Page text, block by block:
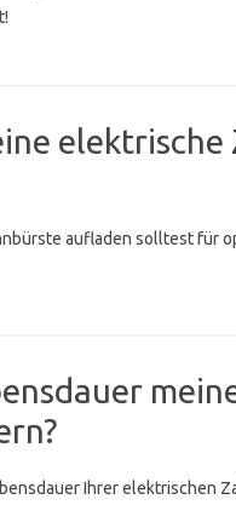
elektrische
aufladen solltest für
Ihrer elektrischen